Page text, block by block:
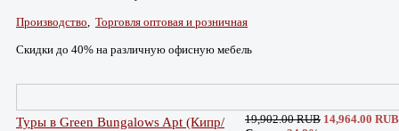
Производство Торговля оптовая и розничная
Скидки до 40% на различную офисную мебель
19,902.00 RUB 14,964.00 RUB
Туры в Green Bungalows Apt (Кипр/